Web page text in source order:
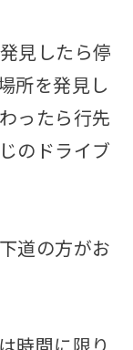
見したら停
所を発見し
ったら行先
のドライブ
道の方がお